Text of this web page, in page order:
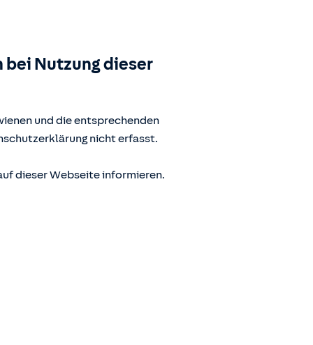
Nutzung dieser
und die entsprechenden
nicht erfasst.
dieser Webseite informieren.